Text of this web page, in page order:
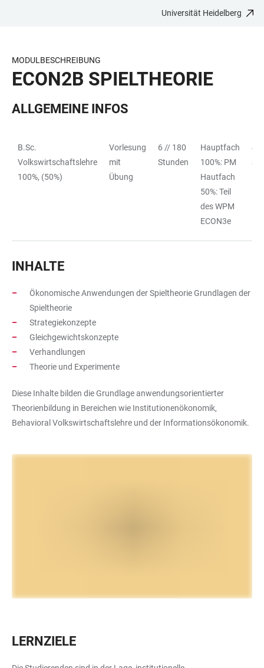
BARRIEREFREIHEIT
Universität Heidelberg
MODULBESCHREIBUNG
ECON2B SPIELTHEORIE
ALLGEMEINE INFOS
TABELLE
B.Sc.
Volkswirtschaftslehre
100%, (50%)
Vorlesung
mit
Übung
6 // 180
Stunden
Hauptfach
100%: PM
Hautfach
50%: Teil
des WPM
ECON3e
4//
INHALTE
Ökonomische Anwendungen der Spieltheorie Grundlagen der
Spieltheorie
Strategiekonzepte
Gleichgewichtskonzepte
Verhandlungen
Theorie und Experimente
Diese Inhalte bilden die Grundlage anwendungsorientierter
Theorienbildung in Bereichen wie Institutionenökonomik,
Behavioral Volkswirtschaftslehre und der Informationsökonomik.
LERNZIELE